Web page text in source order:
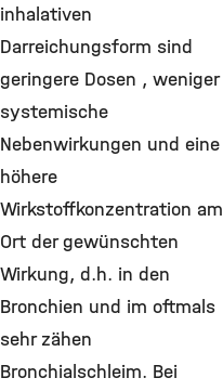
inhalativen
Darreichungsform sind
geringere Dosen , weniger
systemische
Nebenwirkungen und eine
höhere
Wirkstoffkonzentration am
Ort der gewünschten
Wirkung, d.h. in den
Bronchien und im oftmals
sehr zähen
Bronchialschleim. Bei